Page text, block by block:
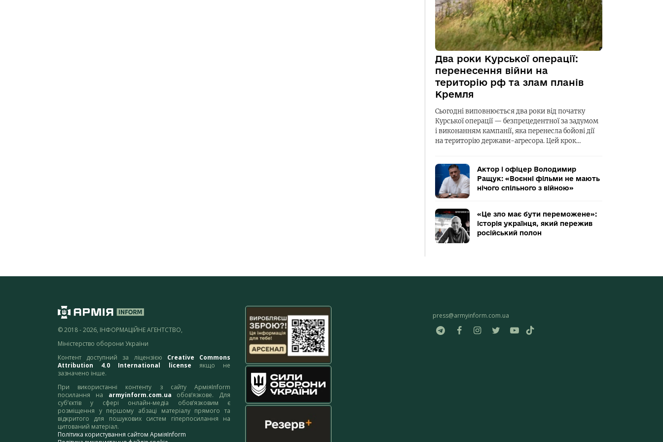
Два роки Курської операції:
перенесення війни на
територію рф та злам планів
Кремля
Сьогодні виповнюється два роки від початку
Курської операції — безпрецедентної за задумом
і виконанням кампанії, яка перенесла бойові дії
на територію держави-агресора. Цей крок…
Актор і офіцер Володимир
Ращук: «Воєнні фільми не мають
нічого спільного з війною»
«Це зло має бути переможене»:
історія українця, який пережив
російський полон
© 2018 - 2026, ІНФОРМАЦІЙНЕ АГЕНТСТВО,
Міністерство оборони України
Контент доступний за ліцензією Creative Commons
Attribution 4.0 International license якщо не
зазначено інше.
При використанні контенту з сайту АрміяInform
посилання на armyinform.com.ua обов’язкове. Для
суб’єктів у сфері онлайн-медіа обов’язковим є
розміщення у першому абзаці матеріалу прямого та
відкритого для пошукових систем гіперпосилання на
цитований матеріал.
Політика користування сайтом АрміяInform
press@armyinform.com.ua